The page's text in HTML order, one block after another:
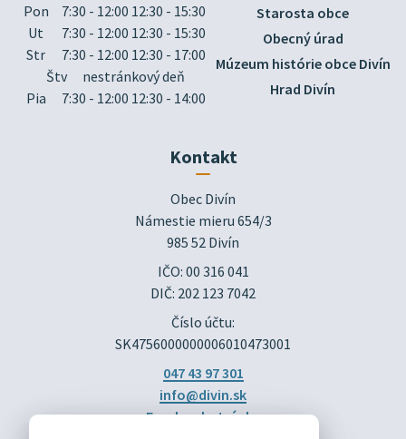
Pon
7:30 - 12:00 12:30 - 15:30
Ut
7:30 - 12:00 12:30 - 15:30
Str
7:30 - 12:00 12:30 - 17:00
Štv
nestránkový deň
Pia
7:30 - 12:00 12:30 - 14:00
Starosta obce
Obecný úrad
Múzeum histórie obce Divín
Hrad Divín
Kontakt
Obec Divín
Námestie mieru 654/3
985 52 Divín
IČO: 00 316 041
DIČ: 202 123 7042
Číslo účtu:
SK4756000000006010473001
047 43 97 301
info@divin.sk
Facebook stránka